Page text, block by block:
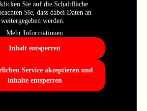
Sie auf die Schaltfläche
Sie, dass dabei Daten an
werden.
Mehr Informationen
Inhalt entsperren
Service akzeptieren und
Inhalte entsperren